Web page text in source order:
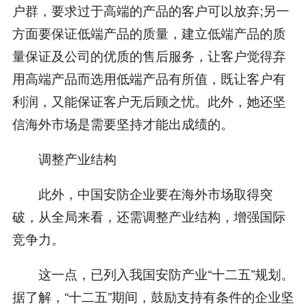
户群，要求过于高端的产品的客户可以放弃;另一
方面要保证低端产品的质量，建立低端产品的质
量保证及公司的优质的售后服务，让客户觉得弃
用高端产品而选用低端产品有所值，既让客户有
利润，又能保证客户无后顾之忧。此外，她还坚
信海外市场是需要坚持才能出成绩的。
调整产业结构
此外，中国安防企业要在海外市场取得突
破，从全局来看，还需调整产业结构，增强国际
竞争力。
这一点，已列入我国安防产业“十二五”规划。
据了解，“十二五”期间，鼓励支持有条件的企业坚